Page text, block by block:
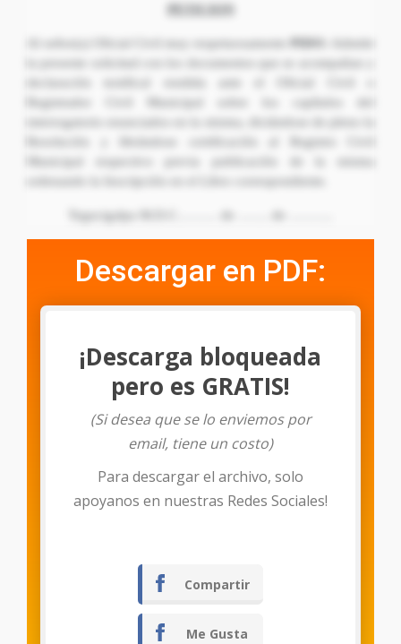
PETICION
Registrador Civil Municipal sobre los capítulos del
interrogatorio enunciados en la misma, dictándose de pleno la
Resolución y librándose certificación al Registro Civil
Tegucigalpa M.D.C……… de ……. de ……….
Descargar en PDF:
Descargar
¡Descarga bloqueada
pero es GRATIS!
(Si desea que se lo enviemos por
email, tiene un costo)
Para descargar el archivo, solo
apoyanos en nuestras Redes Sociales!
Compartir
Me Gusta